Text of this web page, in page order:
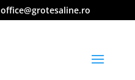
office@grotesaline.ro